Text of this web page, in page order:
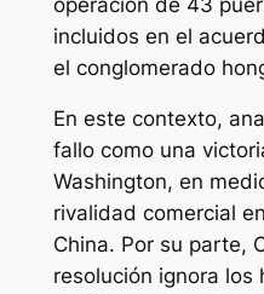
incluidos en el
el conglomerado
En este contexto,
fallo como una
Washington, en
rivalidad comercial
China. Por su parte,
resolución ignora los